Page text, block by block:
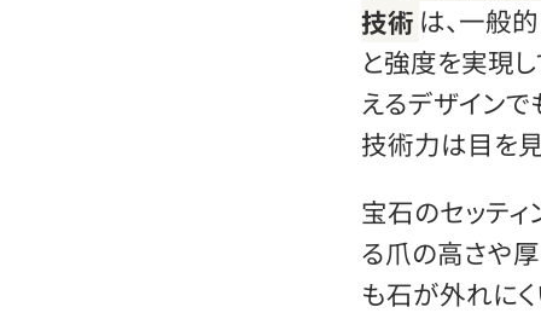
技術 は、一般
と強度を実現し
えるデザイン
技術力は目を
宝石のセッテ
る爪の高さや
も石が外れに